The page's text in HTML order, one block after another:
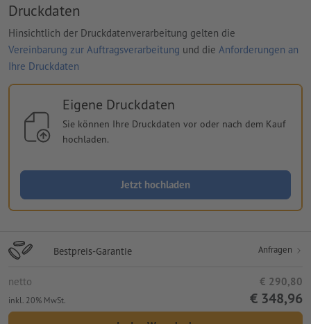
Druckdaten
Hinsichtlich der Druckdatenverarbeitung gelten die
Vereinbarung zur Auftragsverarbeitung und die Anforderungen an
Ihre Druckdaten
Eigene Druckdaten
Sie können Ihre Druckdaten vor oder nach dem Kauf
hochladen.
Jetzt hochladen
Bestpreis-Garantie Anfragen
netto € 290,80
inkl. 20% MwSt. € 348,96